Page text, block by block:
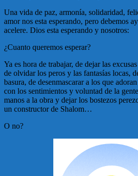
Una vida de paz, armonía, solidaridad,
amor nos esta esperando, pero debemos
acelere. Dios esta esperando y nosotros:
¿Cuanto queremos esperar?
Ya es hora de trabajar, de dejar las
de olvidar los peros y las fantasías locas,
basura, de desenmascarar a los que
con los sentimientos y voluntad de la
manos a la obra y dejar los bostezos
un constructor de Shalom…
O no?